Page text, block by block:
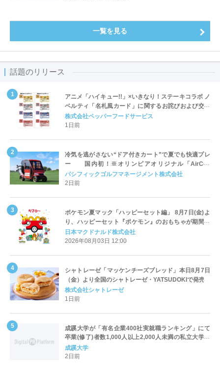
一覧を見る
話題のリリース
アニメ「ハイキュー!!」×いきなり！ステーキコラボ ノ
ベルティ「名札風カード」に関するお詫びおよび交換
対応についてのご案内
株式会社ペッパーフードサービス
1日前
冷気を逃がさない“ドア付きカート”で夏でも快適プレ
ー 国内初！※オリンピアオリジナル「AirCon
Cart（エアコンカート）」導入 | ＰＧＭ
パシフィックゴルフマネージメント株式会社
2日前
ポケモン夏マック「ハッピーセット編」 8月7日(金)よ
り、ハッピーセット『ポケモン』のおもちゃが期間限
定登場
日本マクドナルド株式会社
2026年08月03日 12:00
シャトレーゼ「マッケンチーズブレッド」本日8月7日
（金）より全国のシャトレーゼ・YATSUDOKIで発売
株式会社シャトレーゼ
1日前
成蹊大学が「有名企業400社実就職ランキング」にて
卒業(修了)者数1,000人以上2,000人未満の私立大学で
全国第1位を獲得！～実就職率は26.5%（前年比＋
4.3pt）に伸長、東京の私立大学でも10位にランクイン
成蹊大学
2日前